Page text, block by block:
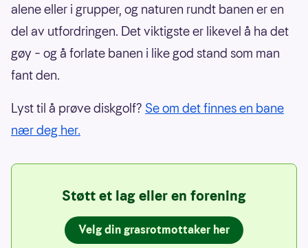
alene eller i grupper, og naturen rundt banen er en
del av utfordringen. Det viktigste er likevel å ha det
gøy – og å forlate banen i like god stand som man
fant den.
Lyst til å prøve diskgolf? Se om det finnes en bane
nær deg her.
Støtt et lag eller en forening
Velg din grasrotmottaker her